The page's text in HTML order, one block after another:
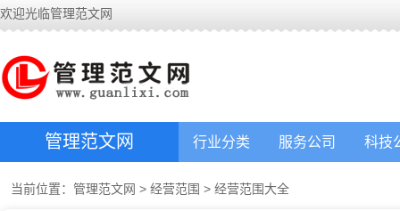
欢迎光临管理范文网
管理范文网 行业分类 服务公司 科技
当前位置： 管理范文网 > 经营范围 > 经营范围大全